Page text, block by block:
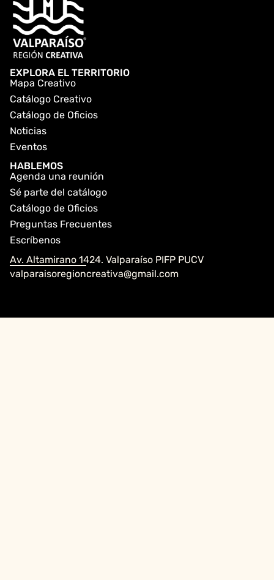
EXPLORA EL TERRITORIO
Mapa Creativo
Catálogo Creativo
Catálogo de Oficios
Noticias
Eventos
HABLEMOS
Agenda una reunión
Sé parte del catálogo
Catálogo de Oficios
Preguntas Frecuentes
Escríbenos
Av. Altamirano 1424. Valparaíso PIFP PUCV
valparaisoregioncreativa@gmail.com